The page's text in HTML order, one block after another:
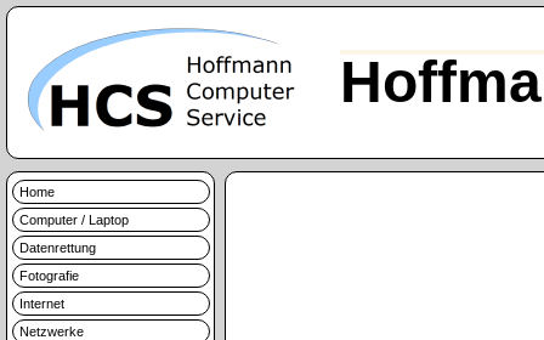
Home
Computer / Laptop
Datenrettung
Fotografie
Internet
Netzwerke